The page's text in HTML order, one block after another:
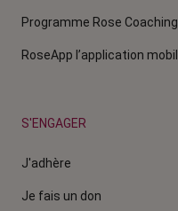
Programme Rose
RoseApp l’application
S'ENGAGER
J'adhère
Je fais un don